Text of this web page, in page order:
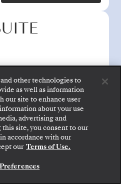
und 270-Grad-
sq ft
Sie Ihre Suite und
Inklusivleistungen, bevor
sicher bestätigen.
IHRE SUITE
other technologies to
as well as information
our site to enhance user
about your use
advertising and
site, you consent to our
accordance with our
our Terms of Use.